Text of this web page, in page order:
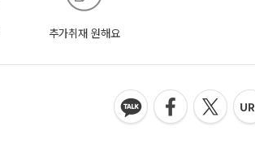
추가취재 원해요